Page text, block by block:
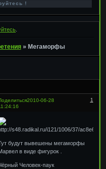
!
.
» Мегаморфы
1
2010-06-28
будут вывешены мегаморфы
в виде фигурок .
Человек-паук